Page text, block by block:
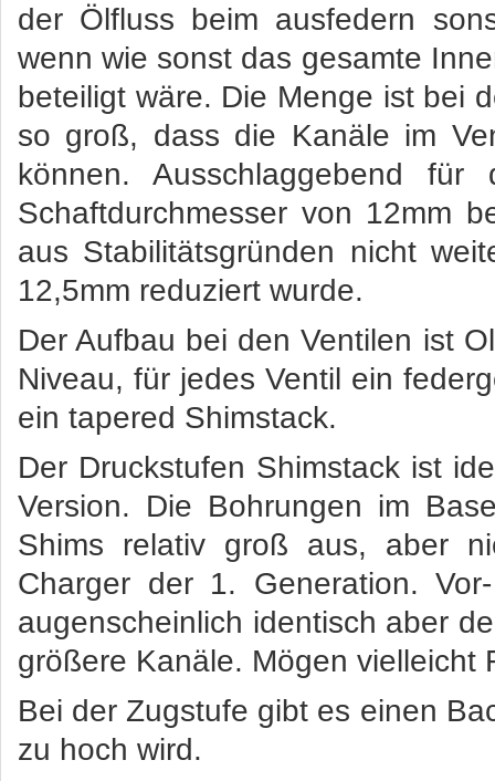
der Ölfluss beim ausfedern
wenn wie sonst das gesamte
beteiligt wäre. Die Menge ist bei
so groß, dass die Kanäle im
können. Ausschlaggebend
Schaftdurchmesser von 12mm
aus Stabilitätsgründen nicht
12,5mm reduziert wurde.
Der Aufbau bei den Ventilen ist
Niveau, für jedes Ventil ein
ein tapered Shimstack.
Der Druckstufen Shimstack ist
Version. Die Bohrungen im
Shims relativ groß aus, aber
Charger der 1. Generation.
augenscheinlich identisch aber
größere Kanäle. Mögen vielleicht
Bei der Zugstufe gibt es einen
zu hoch wird.